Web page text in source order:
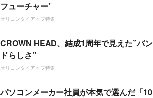
フューチャー”
オリコンタイアップ特集
CROWN HEAD、結成1周年で見えた”バン
ドらしさ”
オリコンタイアップ特集
パソコンメーカー社員が本気で選んだ「10